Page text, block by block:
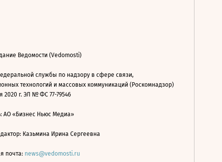
Ведомости (Vedomosti)
службы по надзору в сфере связи,
технологий и массовых коммуникаций (Роскомнадзор)
2020 г. ЭЛ № ФС 77-79546
АО «Бизнес Ньюс Медиа»
Казьмина Ирина Сергеевна
почта: news@vedomosti.ru